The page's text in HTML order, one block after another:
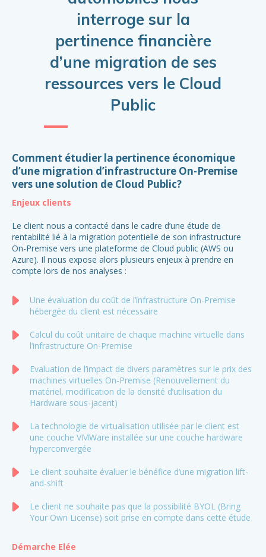
interroge sur la
pertinence financière
d’une migration de ses
ressources vers le Cloud
Public
Comment étudier la pertinence économique
d’une migration d’infrastructure On-Premise
vers une solution de Cloud Public?
Enjeux clients
Le client nous a contacté dans le cadre d’une étude de
rentabilité lié à la migration potentielle de son infrastructure
On-Premise vers une plateforme de Cloud public (AWS ou
Azure). Il nous expose alors plusieurs enjeux à prendre en
compte lors de nos analyses :
Une évaluation du coût de l’infrastructure On-Premise
hébergée du client est nécessaire
Calcul du coût unitaire de chaque machine virtuelle dans
l’infrastructure On-Premise
Evaluation de l’impact de divers paramètres sur le prix des
machines virtuelles On-Premise (Renouvellement du
matériel, modification de la densité d’utilisation du
Hardware sous-jacent)
La technologie de virtualisation utilisée par le client est
une couche VMWare installée sur une couche hardware
hyperconvergée
Le client souhaite évaluer le bénéfice d’une migration lift-
and-shift
Le client ne souhaite pas que la possibilité BYOL (Bring
Your Own License) soit prise en compte dans cette étude
Démarche Elée